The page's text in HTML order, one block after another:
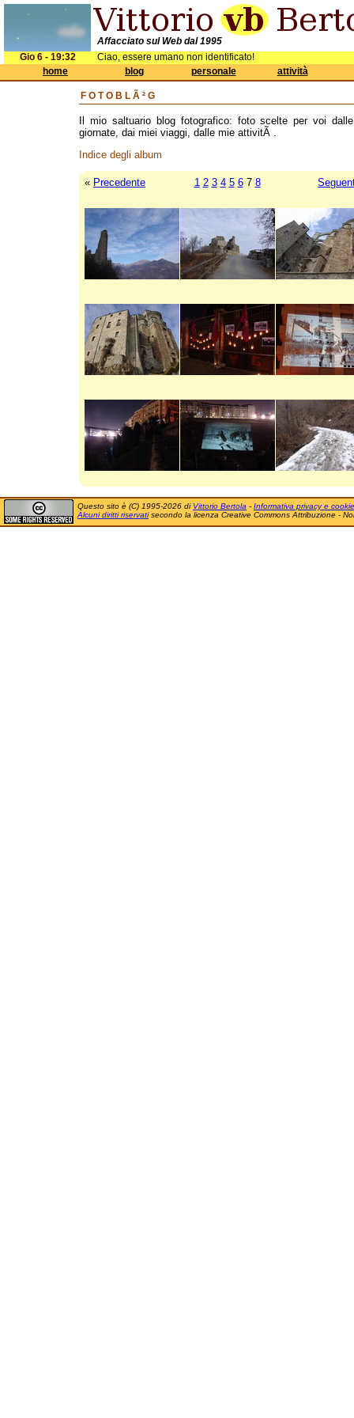
Affacciato sul Web dal 1995
Gio 6 - 19:32
Ciao, essere umano non identificato!
home
blog personale attività
FOTOBLÃ²G
Il mio saltuario blog fotografico: foto scelte per voi
giornate, dai miei viaggi, dalle mie attivitÃ .
Indice degli album
« Precedente 1 2 3 4 5 67 8
Questo sito è (C) 1995-2026 di Vittorio Bertola - Informativa privacy e cookie
Alcuni diritti riservatisecondo la licenza Creative Commons Attribuzione -